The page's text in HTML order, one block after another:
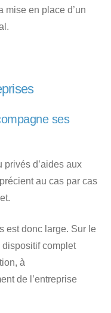
mise en place d’un
ses
privés d’aides aux
au cas par cas
est donc large. Sur le
dispositif complet
à
de l’entreprise